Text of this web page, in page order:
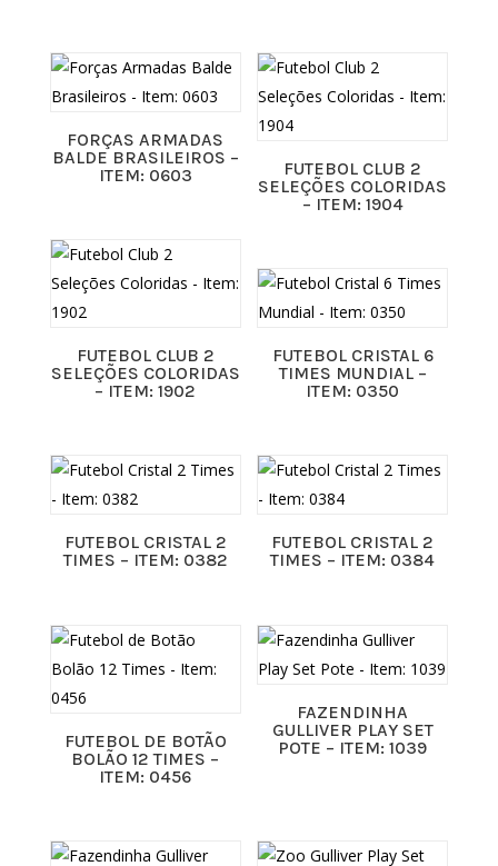
FORÇAS ARMADAS
BALDE BRASILEIROS –
ITEM: 0603
FUTEBOL CLUB 2
SELEÇÕES COLORIDAS
– ITEM: 1904
FUTEBOL CLUB 2
SELEÇÕES COLORIDAS
– ITEM: 1902
FUTEBOL CRISTAL 6
TIMES MUNDIAL –
ITEM: 0350
FUTEBOL CRISTAL 2
TIMES – ITEM: 0382
FUTEBOL CRISTAL 2
TIMES – ITEM: 0384
FUTEBOL DE BOTÃO
BOLÃO 12 TIMES –
ITEM: 0456
FAZENDINHA
GULLIVER PLAY SET
POTE – ITEM: 1039